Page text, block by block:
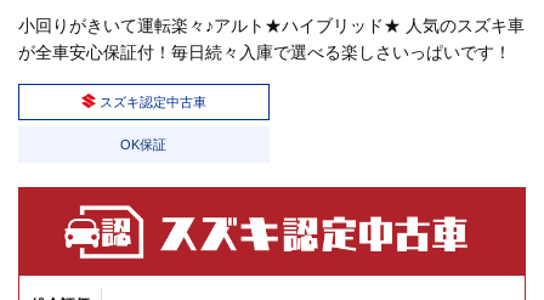
小回りがきいて運転楽々♪アルト★ハイブリッド★ 人気のスズキ車
が全車安心保証付！毎日続々入庫で選べる楽しさいっぱいです！
スズキ認定中古車
OK保証